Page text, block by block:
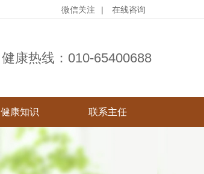
微信关注 | 在线咨询
健康热线： 010-65400688
健康知识 联系主任